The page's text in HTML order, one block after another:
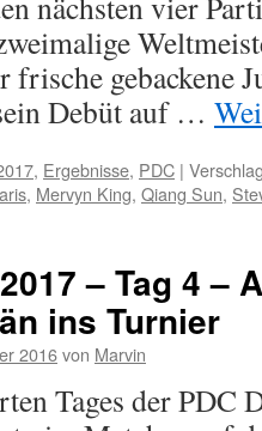
frische gebackene
Debüt auf …
, Ergebnisse, PDC |
, Mervyn King, Qiang Sun,
– Tag 4 –
ins Turnier
2016von Marvin
Tages der PDC